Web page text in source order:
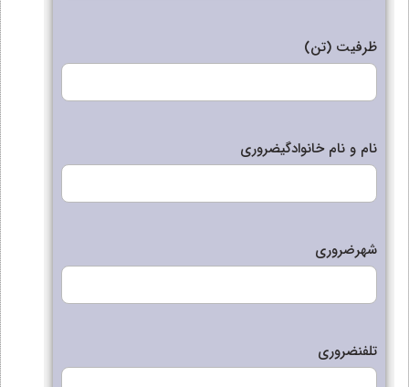
ظرفیت (تن)
نام و نام خانوادگیضروری
شهرضروری
تلفنضروری